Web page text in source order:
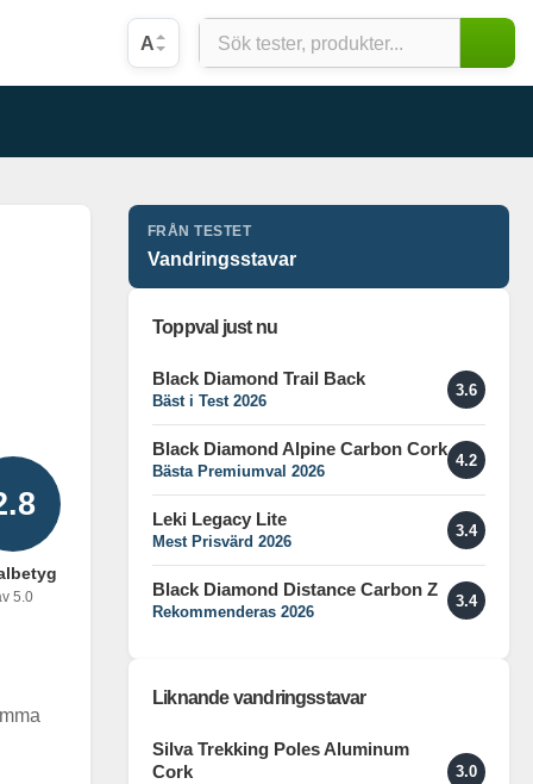
A
5.0
FRÅN TESTET
Vandringsstavar
Toppval just nu
Black Diamond Trail Back
Bäst i Test 2026
3.6
Black Diamond Alpine Carbon Cork
Bästa Premiumval 2026
4.2
Leki Legacy Lite
Mest Prisvärd 2026
3.4
Black Diamond Distance Carbon Z
Rekommenderas 2026
3.4
Liknande vandringsstavar
Silva Trekking Poles Aluminum
Cork
3.0